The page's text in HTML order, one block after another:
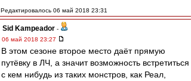
Редактировалось 06 май 2018 23:31
Sid Kampeador -
06 май 2018 23:27
В этом сезоне второе место даёт прямую
путёвку в ЛЧ, а значит возможность встретиться
с кем нибудь из таких монстров, как Реал,